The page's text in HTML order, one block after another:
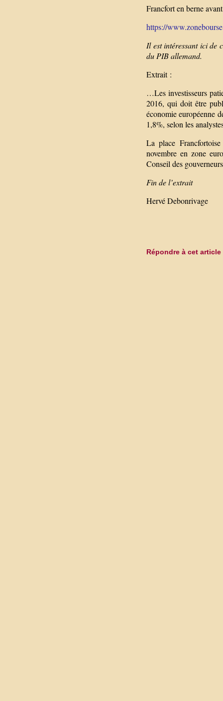
Francfort en berne
https://
Il est intéressant ici de
du PIB allemand.
Extrait :
…Les investisseurs
2016, qui doit être
économie européenne
1,8%, selon les
La place
novembre en zone
Conseil des
Fin de l’extrait
Hervé Debonrivage
Répondre à cet article